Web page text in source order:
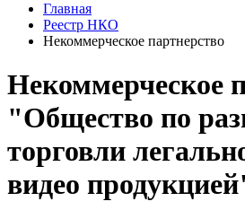
Главная
Реестр НКО
Некоммерческое партнерство
Некоммерческое
"Общество по
торговли
видео